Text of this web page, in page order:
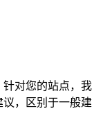
对您的站点，我
，区别于一般建